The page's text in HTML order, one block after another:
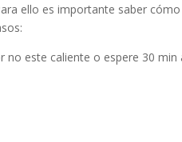
ello es importante saber
no este caliente o espere 30 min